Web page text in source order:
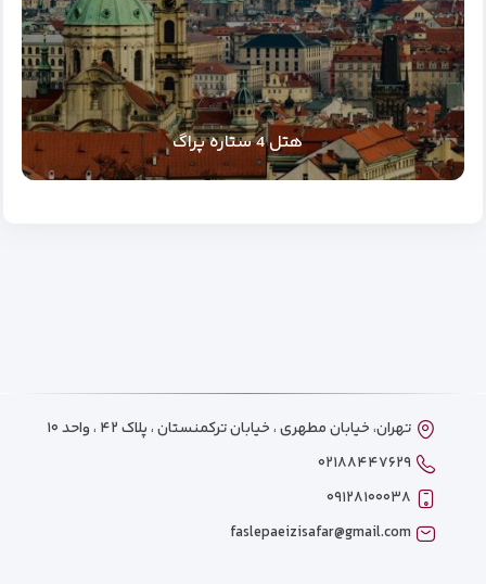
هتل 4 ستاره پراگ
تهران، خیابان مطهری ، خیابان ترکمنستان ، پلاک ۴۲ ، واحد ۱۰
۰۲۱۸۸۴۴۷۶۲۹
۰۹۱۲۸۱۰۰۰۳۸
faslepaeizisafar@gmail.com